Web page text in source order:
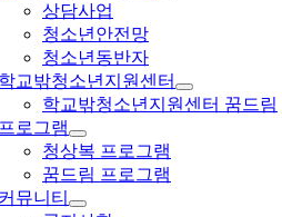
상담사업
청소년안전망
청소년동반자
교밖청소년지원센터
학교밖청소년지원센터 꿈드림
로그램
청상복 프로그램
꿈드림 프로그램
뮤니티